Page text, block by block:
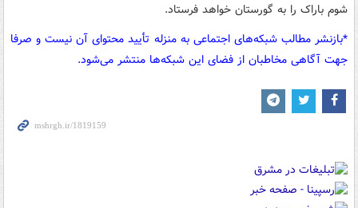
شوم باراک را به گورستان خواهد فرستاد.
*بازنشر مطالب شبکه‌های اجتماعی به منزله تأیید محتوای آن نیست و صرفا
جهت آگاهی مخاطبان از فضای این شبکه‌ها منتشر می‌شود.